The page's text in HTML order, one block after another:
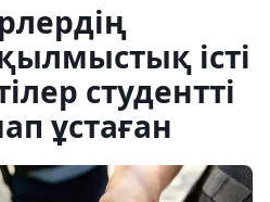
істі
студентті
ұстаған